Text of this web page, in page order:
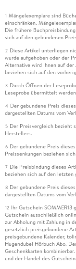
1 Mängelexemplare sind
einschränken.
Die frühere
sich auf den gebundenen
2 Diese Artikel unterliegen
wurde aufgehoben oder der
Alternative wird Ihnen auf
beziehen sich auf den
3 Durch Öffnen der
Leseprobe übermittelt
4 Der gebundene Preis
dargestellten Datums vom
5 Der Preisvergleich bezieht
Herstellers.
6 Der gebundene Preis
Preissenkungen beziehen
7 Die Preisbindung dieses
beziehen sich auf den letzten
8 Der gebundene Preis
dargestellten Datums vom
12 Ihr Gutschein
Gutschein ausschließlich
zur Abholung mit Zahlung in
gesetzlich preisgebundene
preisgebundene Kalender,
Hugendubel Hörbuch Abo.
Geschenkkarten
und der Handel des